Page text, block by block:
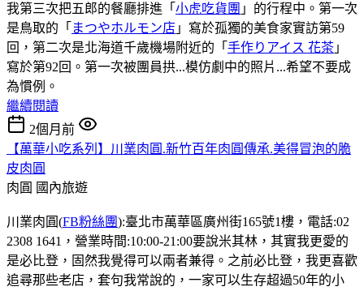
我第三次把五郎的餐廳排進「 小虎吃貨團 」的行程中。第一次
是鳥取的「 まつやホルモン店 」寫於孤獨的美食家實訪第59
回，第二次是北海道千歲機場附近的「 手作りアイス 花茶 」
寫於第92回。第一次被團員拱...模仿劇中的照片...希望不要成
為慣例。
繼續閱讀
2個月前
【萬華小吃系列】川業肉圓.新竹百年肉圓傳承.美得冒泡的脆
皮肉圓
肉圓 國內旅遊
川業肉圓(FB粉絲團):臺北市萬華區廣州街165號1樓，電話:02
2308 1641，營業時間:10:00-21:00要說米其林，其實我更愛的
是必比登，固然我覺得可以兩者兼得。之前必比登，我更喜歡
追尋那些老店，套句我常說的，一家可以生存超過50年的小